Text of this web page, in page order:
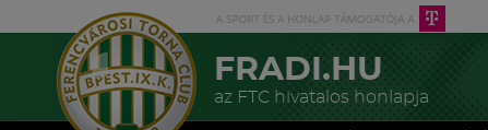
FRADI.HU
az FTC hivatalos honlapja